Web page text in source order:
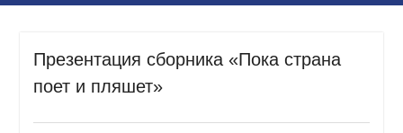
Презентация сборника «Пока страна
поет и пляшет»